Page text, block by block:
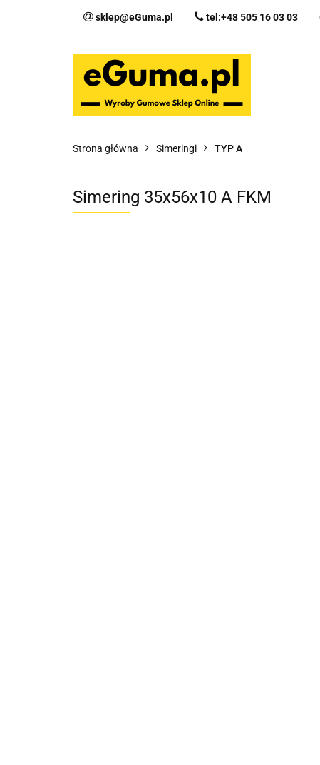
sklep@eGuma.pl tel:+48 505 16 03 03
Kategorie
Strona główna Simeringi TYP A
Simering 35x56x10 A FKM